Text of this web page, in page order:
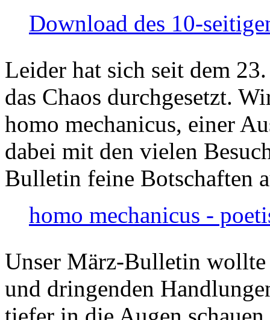
Download des 10-
Leider hat sich seit dem
das Chaos durchgesetzt.
homo mechanicus, einer
dabei mit den vielen
Bulletin feine Botschaften
homo mechanicus -
Unser März-Bulletin
und dringenden